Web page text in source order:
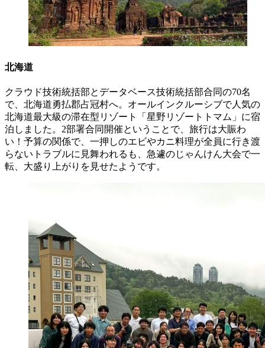
北海道
クラウド技術統括部とデータベース技術統括部合同の70名
で、北海道勇払郡占冠村へ。オールインクルーシブで人気の
北海道最大級の滞在型リゾート「星野リゾートトマム」に宿
泊しました。2部署合同開催ということで、旅行は大賑わ
い！予算の関係で、一押しのエビやカニ料理が全員に行き渡
らないトラブルに見舞われるも、急遽のじゃんけん大会で一
転、大盛り上がりを見せたようです。